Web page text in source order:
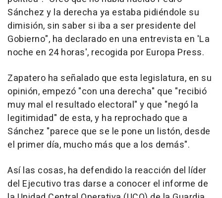
Sánchez y la derecha ya estaba pidiéndole su
dimisión, sin saber si iba a ser presidente del
Gobierno", ha declarado en una entrevista en 'La
noche en 24 horas', recogida por Europa Press.
Zapatero ha señalado que esta legislatura, en su
opinión, empezó "con una derecha" que "recibió
muy mal el resultado electoral" y que "negó la
legitimidad" de esta, y ha reprochado que a
Sánchez "parece que se le pone un listón, desde
el primer día, mucho más que a los demás".
Así las cosas, ha defendido la reacción del líder
del Ejecutivo tras darse a conocer el informe de